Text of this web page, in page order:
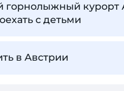
горнолыжный курорт
с детьми
в Австрии